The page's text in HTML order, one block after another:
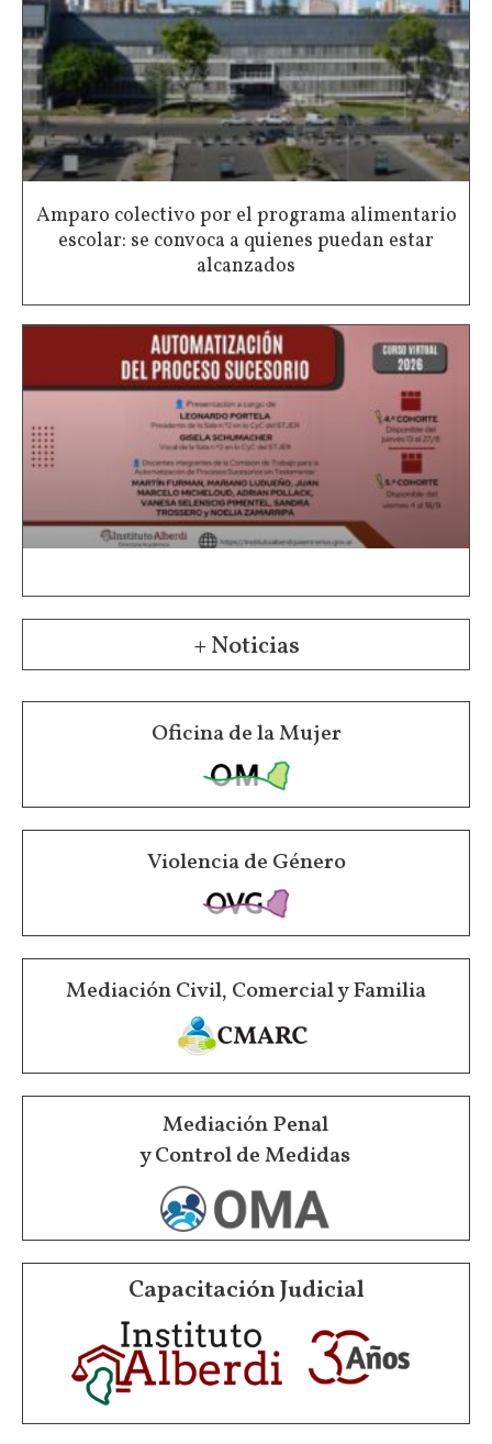
Amparo colectivo por el programa alimentario
escolar: se convoca a quienes puedan estar
alcanzados
+ Noticias
Oficina de la Mujer
Violencia de Género
Mediación Civil, Comercial y Familia
Mediación Penal
y Control de Medidas
Capacitación Judicial